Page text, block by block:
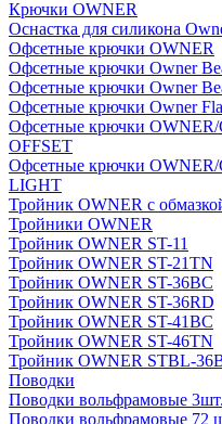
Крючки OWNER
Оснастка для силикона
Офсетные крючки OWNER
Офсетные крючки Owner
Офсетные крючки Owner
Офсетные крючки Owner
Офсетные крючки
OFFSET
Офсетные крючки
LIGHT
Тройник OWNER с
Тройники OWNER
Тройник OWNER ST-11
Тройник OWNER ST-21TN
Тройник OWNER ST-36BC
Тройник OWNER ST-36RD
Тройник OWNER ST-41BC
Тройник OWNER ST-46TN
Тройник OWNER STBL-
Поводки
Поводки вольфрамовые 3шт.
Поводки вольфрамовые 72